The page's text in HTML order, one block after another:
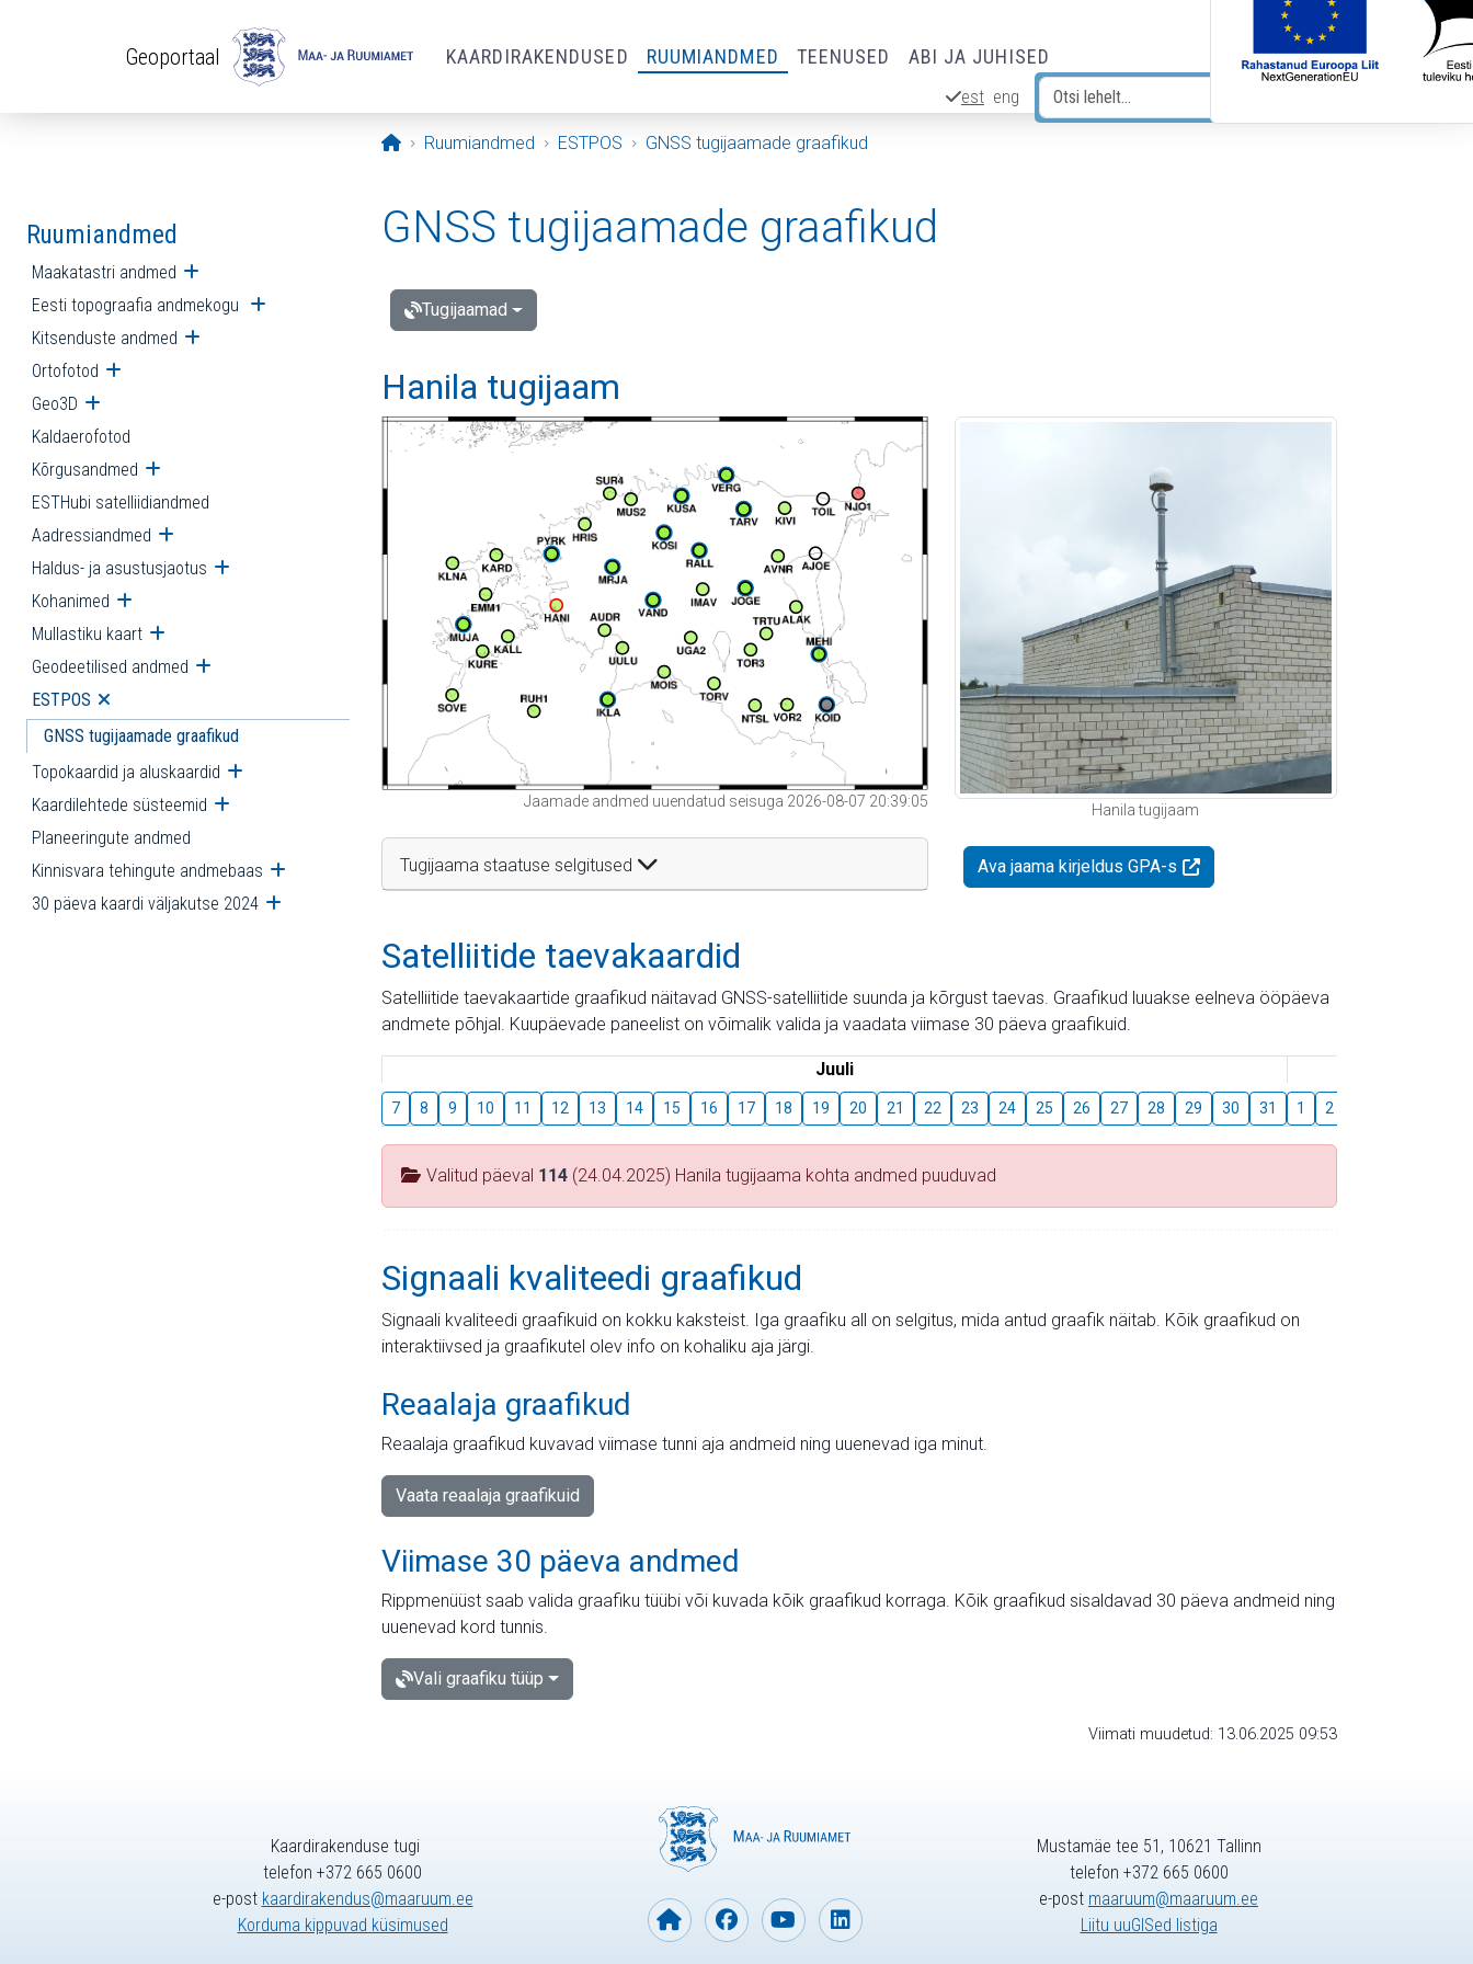
Geoportaal KAARDIRAKENDUSED RUUMIANDMED TEENUSED ABI JA JUHISED
est eng
Avaleht
Ruumiandmed ESTPOS GNSS tugijaamade graafikud
Ruumiandmed
Maakatastri andmed Ava alammenüü
Eesti topograafia andmekogu Ava alammenüü
Kitsenduste andmed Ava alammenüü
Ortofotod Ava alammenüü
Geo3D Ava alammenüü
Kaldaerofotod
Kõrgusandmed Ava alammenüü
ESTHubi satelliidiandmed
Aadressiandmed Ava alammenüü
Haldus- ja asustusjaotus Ava alammenüü
Kohanimed Ava alammenüü
Mullastiku kaart Ava alammenüü
Geodeetilised andmed Ava alammenüü
ESTPOS Ava alammenüü
GNSS tugijaamade graafikud
Topokaardid ja aluskaardid Ava alammenüü
Kaardilehtede süsteemid Ava alammenüü
Planeeringute andmed
Kinnisvara tehingute andmebaas Ava alammenüü
30 päeva kaardi väljakutse 2024 Ava alammenüü
GNSS tugijaamade graafikud
Tugijaamad
Hanila tugijaam
Jaamade andmed uuendatud seisuga 2026-08-07 20:39:05
Tugijaama staatuse selgitused
Hanila tugijaam
Ava jaama kirjeldus GPA-s
Satelliitide taevakaardid
Satelliitide taevakaartide graafikud näitavad GNSS-satelliitide suunda ja kõrgust taevas. Graafikud luuakse eelneva ööpäeva
andmete põhjal. Kuupäevade paneelist on võimalik valida ja vaadata viimase 30 päeva graafikuid.
Juuli
7 8 9 10 11 12 13 14 15 16 17 18 19 20 21 22 23 24 25 26 27 28 29 30 31 1 2
Valitud päeval 114 (24.04.2025) Hanila tugijaama kohta andmed puuduvad
Signaali kvaliteedi graafikud
Signaali kvaliteedi graafikuid on kokku kaksteist. Iga graafiku all on selgitus, mida antud graafik näitab. Kõik graafikud on
interaktiivsed ja graafikutel olev info on kohaliku aja järgi.
Reaalaja graafikud
Reaalaja graafikud kuvavad viimase tunni aja andmeid ning uuenevad iga minut.
Vaata reaalaja graafikuid
Viimase 30 päeva andmed
Rippmenüüst saab valida graafiku tüübi või kuvada kõik graafikud korraga. Kõik graafikud sisaldavad 30 päeva andmeid ning
uuenevad kord tunnis.
Vali graafiku tüüp
Viimati muudetud: 13.06.2025 09:53
Kaardirakenduse tugi
telefon +372 665 0600
e-post kaardirakendus@maaruum.ee
Korduma kippuvad küsimused
Mustamäe tee 51, 10621 Tallinn
telefon +372 665 0600
e-post maaruum@maaruum.ee
Liitu uuGISed listiga